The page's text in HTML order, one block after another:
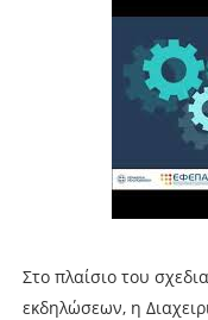
Στο πλαίσιο του
εκδηλώσεων, η